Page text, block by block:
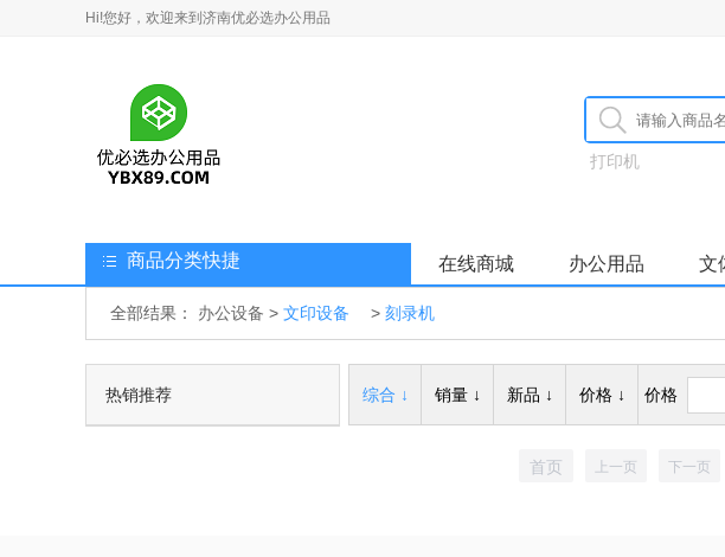
Hi!您好，欢迎来到济南优必选办公用品
打印机
商品分类快捷 在线商城 办公用品 文
全部结果： 办公设备 > 文印设备 > 刻录机
热销推荐 综合 ↓ 销量 ↓ 新品 ↓ 价格 ↓ 价格
首页 上一页 下一页